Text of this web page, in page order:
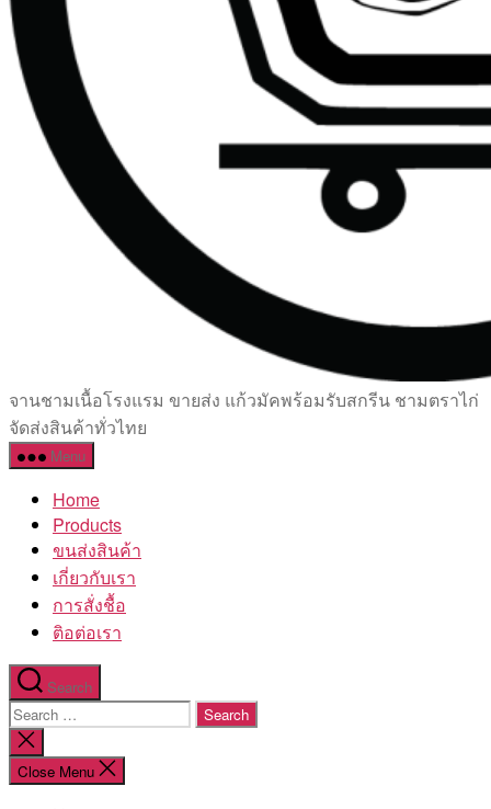
เซรามิค
ครบ
ครัน
โรงงาน
จานชามเนื้อโรงแรม ขายส่ง แก้วมัคพร้อมรับสกรีน ชามตราไก่
จัดส่งสินค้าทั่วไทย
Menu
Home
Products
ขนส่งสินค้า
เกี่ยวกับเรา
การสั่งชื้อ
ติอต่อเรา
Search
Search
for:
Close
search
Close Menu